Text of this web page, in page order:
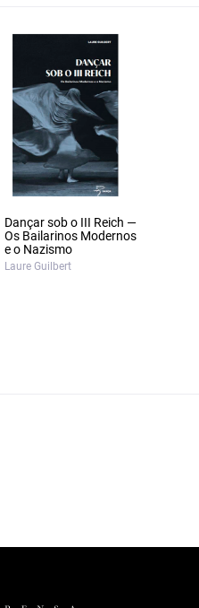
Dançar sob o III Reich —
Os Bailarinos Modernos
e o Nazismo
Laure Guilbert